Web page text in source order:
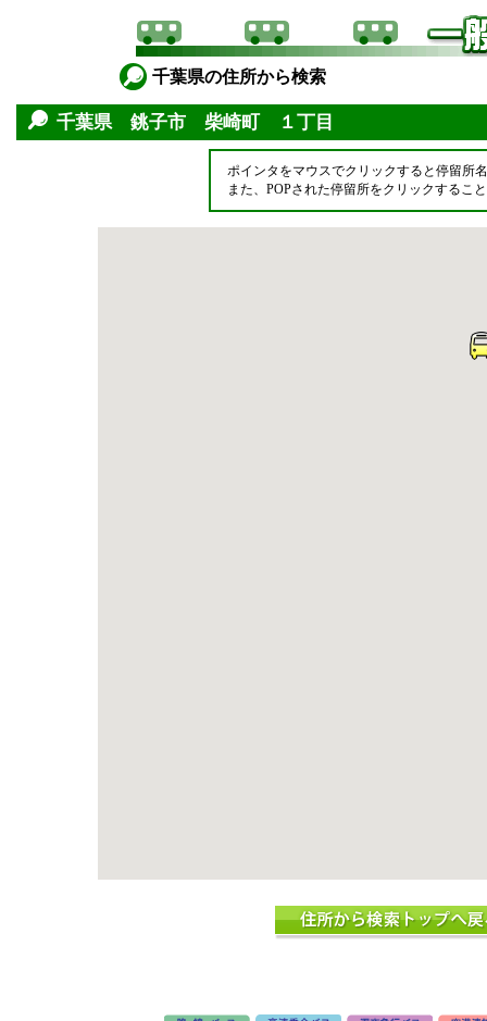
千葉県の住所から検索
千葉県 銚子市 柴崎町 １丁目
ポインタをマウスでクリックすると停留所
また、POPされた停留所をクリックするこ